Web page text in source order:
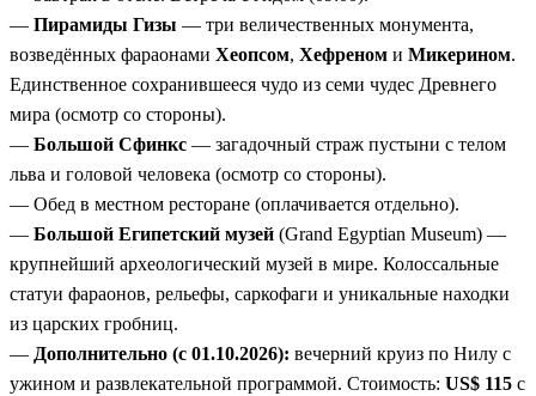
— Пирамиды Гизы — три величественных монумента,
возведённых фараонами Хеопсом, Хефреном и Микерином.
Единственное сохранившееся чудо из семи чудес Древнего
мира (осмотр со стороны).
— Большой Сфинкс — загадочный страж пустыни с телом
льва и головой человека (осмотр со стороны).
— Обед в местном ресторане (оплачивается отдельно).
— Большой Египетский музей (Grand Egyptian Museum) —
крупнейший археологический музей в мире. Колоссальные
статуи фараонов, рельефы, саркофаги и уникальные находки
из царских гробниц.
— Дополнительно (с 01.10.2026): вечерний круиз по Нилу с
ужином и развлекательной программой. Стоимость: US$ 115 с